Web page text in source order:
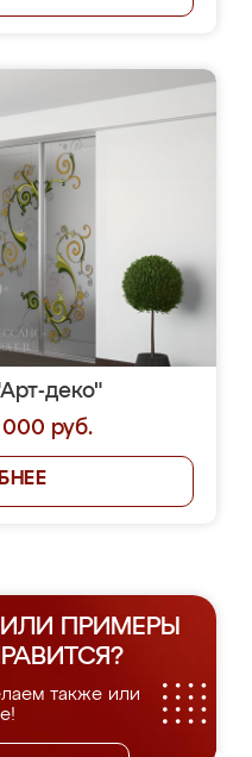
деко"
000 руб.
ПРИМЕРЫ
также или